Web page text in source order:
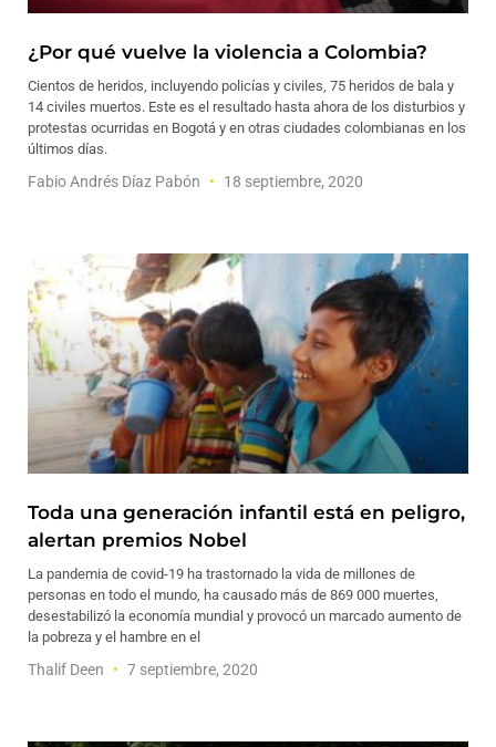
¿Por qué vuelve la violencia a Colombia?
Cientos de heridos, incluyendo policías y civiles, 75 heridos de bala y
14 civiles muertos. Este es el resultado hasta ahora de los disturbios y
protestas ocurridas en Bogotá y en otras ciudades colombianas en los
últimos días.
Fabio Andrés Díaz Pabón 18 septiembre, 2020
Toda una generación infantil está en peligro,
alertan premios Nobel
La pandemia de covid-19 ha trastornado la vida de millones de
personas en todo el mundo, ha causado más de 869 000 muertes,
desestabilizó la economía mundial y provocó un marcado aumento de
la pobreza y el hambre en el
Thalif Deen 7 septiembre, 2020